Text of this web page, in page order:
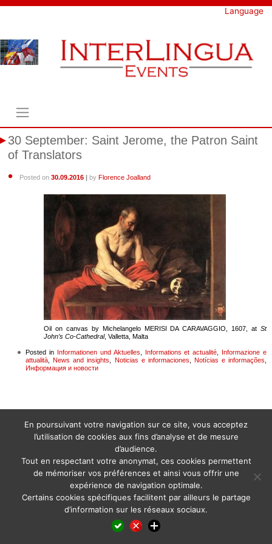
Skip
Language
30 September: Saint Jerome, the Patron Saint
of Translators
Posted on 30.09.2016 | by Florence Joalland
Oil on canvas by Michelangelo MERISI DA CARAVAGGIO, 1607, atSt
John’s Co-Cathedral, Valletta, Malta
Posted in Informationen und Aktuelles, Informations et actualité,
Informazione e
attualità, News and insights, Noticias e informaciones, Notícias e informações,
Информация и новости
LinkedIn
X WhatsAppPinterest
En poursuivant votre navigation sur ce site, vous acceptez
l’utilisation de cookies aux fins d’analyse et de mesure
d’audience.
Tout en respectant votre anonymat, ces cookies permettent
de mémoriser vos préférences et ainsi vous offrir une
expérience de navigation optimale.
Certains cookies spécifiques facilitent par ailleurs le partage
d’information sur les réseaux sociaux.